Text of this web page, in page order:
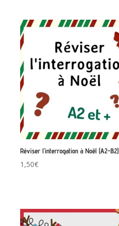
Réviser l’interrogation à Noël (A2-B2)
1,50€